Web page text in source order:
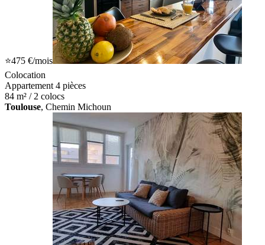
⭐475 €/mois
Colocation
Appartement 4 pièces
84 m² / 2 colocs
Toulouse, Chemin Michoun